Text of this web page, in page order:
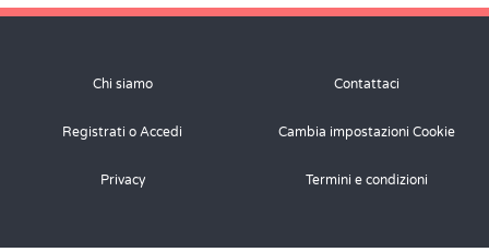
Chi siamo Contattaci
Registrati o Accedi Cambia impostazioni Cookie
Privacy Termini e condizioni